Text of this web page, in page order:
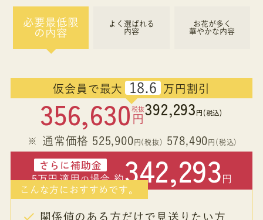
必要最低限
の内容
よく選ばれる
内容
お花が多く
華やかな内容
こんな方におすすめです。
関係値のある方だけで見送りたい方
仮会員で最大 18.6 万円割引
356,630税抜
円 392,293円(税込)
通常価格 525,900 円(税抜) 578,490 円(税込)
さらに補助金
5万円適用の場合 約342,293 円